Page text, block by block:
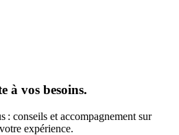
à vos besoins.
: conseils et accompagnement sur
expérience.